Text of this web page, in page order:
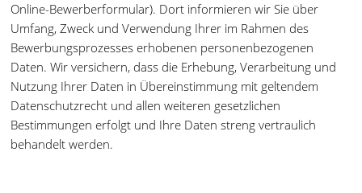
Online-Bewerberformular). Dort informieren wir Sie über
Umfang, Zweck und Verwendung Ihrer im Rahmen des
Bewerbungsprozesses erhobenen personenbezogenen
Daten. Wir versichern, dass die Erhebung, Verarbeitung und
Nutzung Ihrer Daten in Übereinstimmung mit geltendem
Datenschutzrecht und allen weiteren gesetzlichen
Bestimmungen erfolgt und Ihre Daten streng vertraulich
behandelt werden.